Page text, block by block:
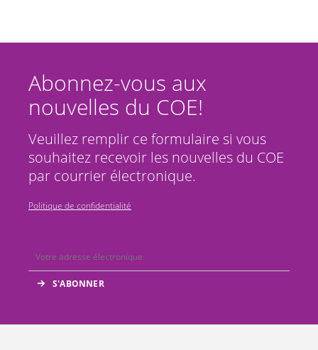
Abonnez-vous aux
nouvelles du COE!
Veuillez remplir ce formulaire si vous
souhaitez recevoir les nouvelles du COE
par courrier électronique.
Politique de confidentialité